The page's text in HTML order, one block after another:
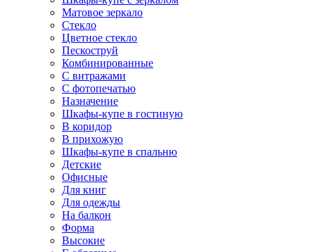
Матовое зеркало
Стекло
Цветное стекло
Пескоструй
Комбинированные
С витражами
С фотопечатью
Назначение
Шкафы-купе в гостиную
В коридор
В прихожую
Шкафы-купе в спальню
Детские
Офисные
Для книг
Для одежды
На балкон
Форма
Высокие